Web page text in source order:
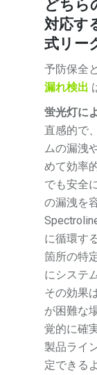
どちら
対応す
式リー
予防保全
漏れ検出
蛍光灯に
直感的で
ムの漏洩
めて効率
でも安全
の漏洩を
に循環す
箇所の特
にシステ
その効果
が困難な
覚的に確
製品ライ
定できる